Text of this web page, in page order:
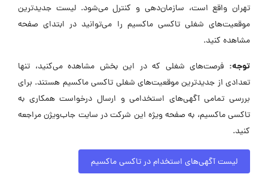
تهران واقع است، سازمان‌دهی و کنترل می‌شود. لیست جدیدترین
موقعیت‌های شغلی تاکسی ماکسیم را می‌توانید در ابتدای صفحه
مشاهده کنید.
توجه: فرصت‌های شغلی که در این بخش مشاهده می‌کنید، تنها
تعدادی از جدیدترین موقعیت‌های شغلی تاکسی ماکسیم هستند. برای
بررسی تمامی آگهی‌های استخدامی و ارسال درخواست همکاری به
تاکسی ماکسیم، به صفحه ویژه این شرکت در سایت جاب‌ویژن مراجعه
کنید.
لیست آگهی‌های استخدام در تاکسی ماکسیم